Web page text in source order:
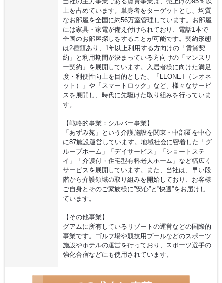
上を占めています。単身者をターゲットとし、均質
なお部屋を全国に約56万室管理しています。お部屋
には家具・家電が備え付けられており、電話1本で
全国のお部屋探しをすることが可能です。契約形態
は2種類あり、1年以上利用する方向けの「賃貸契
約」と利用期間が決まっている方向けの「マンスリ
ー契約」を展開しています。入居者様に向けた満足
度・利便性向上を目的とした、「LEONET（レオネ
ット）」や「スマートロック」など、様々なサービ
スを展開し、時代に先駆けた取り組みを行っていま
す。
【戦略的事業：シルバー事業】
「あずみ苑」という介護施設を関東・中部圏を中心
に87施設運営しています。地域社会に密着した「グ
ループホーム」「デイサービス」「ショートステ
イ」「介護付・住宅型有料老人ホーム」など幅広く
サービスを展開しています。また、当社は、早い段
階から介護領域の取り組みを開始しており、お客様
ご自身とそのご家族様に”安心”と”快適”をお届けし
ています。
【その他事業】
グアムに所有しているリゾートの運営などの国際的
事業です。ゴルフ場や競技用プールなどのスポーツ
施設やホテルの運営を行っており、スポーツ選手の
強化合宿などにも使用されています。